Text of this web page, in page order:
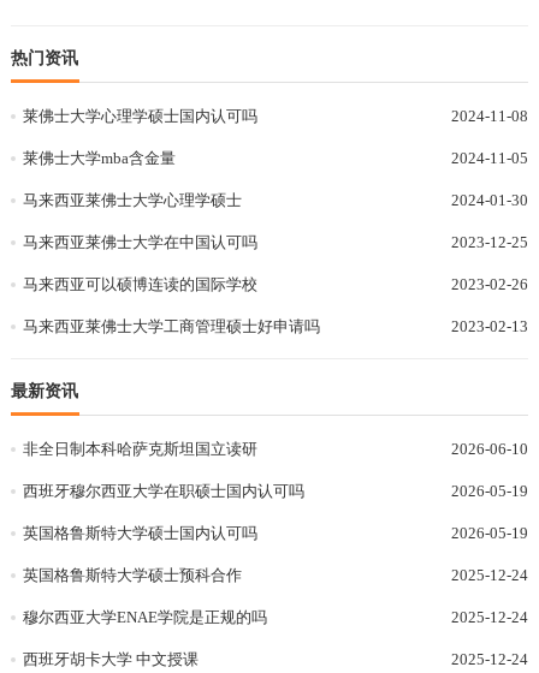
热门资讯
莱佛士大学心理学硕士国内认可吗 2024-11-08
莱佛士大学mba含金量 2024-11-05
马来西亚莱佛士大学心理学硕士 2024-01-30
马来西亚莱佛士大学在中国认可吗 2023-12-25
马来西亚可以硕博连读的国际学校 2023-02-26
马来西亚莱佛士大学工商管理硕士好申请吗 2023-02-13
最新资讯
非全日制本科哈萨克斯坦国立读研 2026-06-10
西班牙穆尔西亚大学在职硕士国内认可吗 2026-05-19
英国格鲁斯特大学硕士国内认可吗 2026-05-19
英国格鲁斯特大学硕士预科合作 2025-12-24
穆尔西亚大学ENAE学院是正规的吗 2025-12-24
西班牙胡卡大学 中文授课 2025-12-24